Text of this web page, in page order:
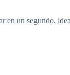
en un segundo,